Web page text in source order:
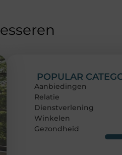
POPULAR
Aanbiedingen
Relatie
Dienstverlening
Winkelen
Gezondheid